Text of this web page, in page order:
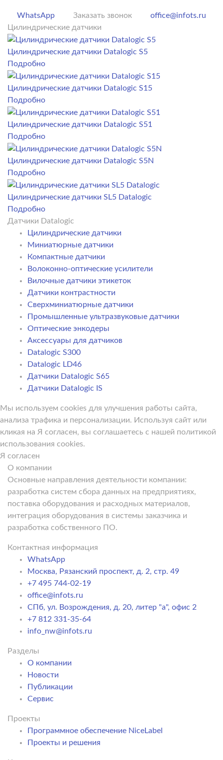
WhatsApp Заказать звонок
office@infots.ru
Цилиндрические датчики
Цилиндрические датчики Datalogic S5
Подробно
Цилиндрические датчики Datalogic S15
Подробно
Цилиндрические датчики Datalogic S51
Подробно
Цилиндрические датчики Datalogic S5N
Подробно
Цилиндрические датчики SL5 Datalogic
Подробно
Датчики Datalogic
Цилиндрические датчики
Миниатюрные датчики
Компактные датчики
Волоконно-оптические усилители
Вилочные датчики этикеток
Датчики контрастности
Сверхминиатюрные датчики
Промышленные ультразвуковые датчики
Оптические энкодеры
Аксессуары для датчиков
Datalogic S300
Datalogic LD46
Датчики Datalogic S65
Датчики Datalogic IS
Мы используем cookies для улучшения работы сайта,
анализа трафика и персонализации. Используя сайт или
кликая на Я согласен, вы соглашаетесь с нашей политикой
использования cookies.
Я согласен
О компании
Основные направления деятельности компании:
разработка систем сбора данных на предприятиях,
поставка оборудования и расходных материалов,
интеграция оборудования в системы заказчика и
разработка собственного ПО.
Контактная информация
WhatsApp
Москва, Рязанский проспект, д. 2, стр. 49
+7 495 744-02-19
office@infots.ru
СПб, ул. Возрождения, д. 20, литер "a", офис 2
+7 812 331-35-64
info_nw@infots.ru
Разделы
О компании
Новости
Публикации
Сервис
Проекты
Программное обеспечение NiceLabel
Проекты и решения